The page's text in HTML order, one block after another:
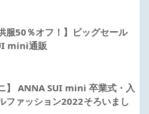
服50％オフ！】ビッグセール
mini通販
】 ANNA SUI mini 卒業式・入
ファッション2022そろいまし